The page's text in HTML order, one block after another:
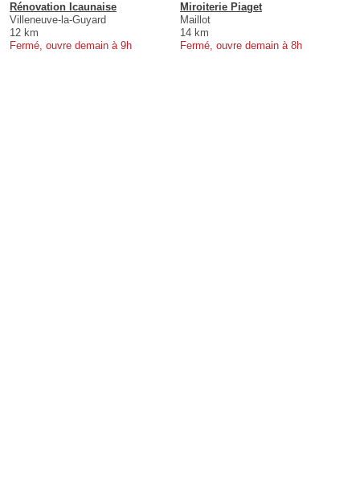
Rénovation Icaunaise
Villeneuve-la-Guyard
12 km
Fermé, ouvre demain à 9h
Miroiterie Piaget
Maillot
14 km
Fermé, ouvre demain à 8h